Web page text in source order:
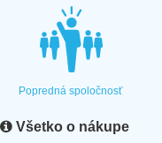
Popredná spoločnosť
Všetko o nákupe